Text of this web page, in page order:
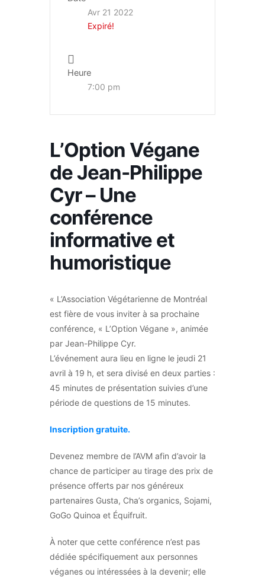
Avr 21 2022
Expiré!
Heure
7:00 pm
L’Option Végane
de Jean-Philippe
Cyr – Une
conférence
informative et
humoristique
« L’Association Végétarienne de Montréal
est fière de vous inviter à sa prochaine
conférence, « L’Option Végane », animée
par Jean-Philippe Cyr.
L’événement aura lieu en ligne le jeudi 21
avril à 19 h, et sera divisé en deux parties :
45 minutes de présentation suivies d’une
période de questions de 15 minutes.
Inscription gratuite.
Devenez membre de l’AVM afin d’avoir la
chance de participer au tirage des prix de
présence offerts par nos généreux
partenaires Gusta, Cha’s organics, Sojami,
GoGo Quinoa et Équifruit.
À noter que cette conférence n’est pas
dédiée spécifiquement aux personnes
véganes ou intéressées à la devenir; elle